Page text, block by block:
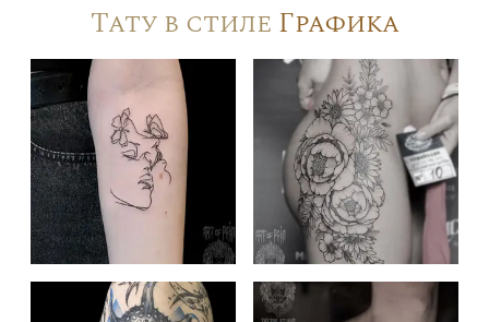
Тату в стиле Графика